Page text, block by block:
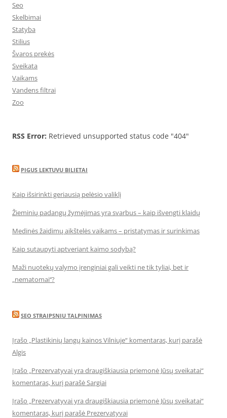
Seo
Skelbimai
Statyba
Stilius
Švaros prekės
Sveikata
Vaikams
Vandens filtrai
Zoo
RSS Error: Retrieved unsupported status code "404"
PIGUS LEKTUVU BILIETAI
Kaip išsirinkti geriausią pelėsio valiklį
Žieminių padangų žymėjimas yra svarbus – kaip išvengti klaidų
Medinės žaidimų aikštelės vaikams – pristatymas ir surinkimas
Kaip sutaupyti aptveriant kaimo sodybą?
Maži nuotekų valymo įrenginiai gali veikti ne tik tyliai, bet ir
„nematomai‘‘?
SEO STRAIPSNIU TALPINIMAS
Įrašo „Plastikinių langų kainos Vilniuje“ komentaras, kurį parašė
Algis
Įrašo „Prezervatyvai yra draugiškiausia priemonė Jūsų sveikatai“
komentaras, kurį parašė Sargiai
Įrašo „Prezervatyvai yra draugiškiausia priemonė Jūsų sveikatai“
komentaras, kurį parašė Prezervatyvai